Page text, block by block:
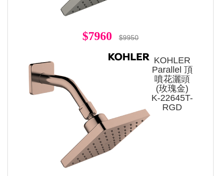
$7960 $9950
KOHLER
Parallel 頂
噴花灑頭
(玫瑰金)
K-22645T-
RGD